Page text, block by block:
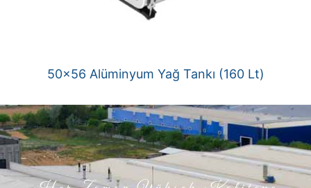
50×56 Alüminyum Yağ Tankı (160 Lt)